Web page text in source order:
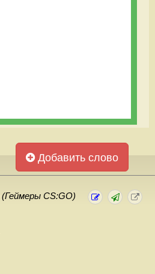
Добавить слово
(Геймеры CS:GO)